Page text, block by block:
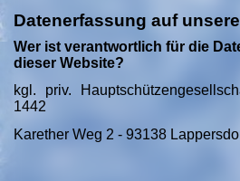
Datenerfassung auf
Wer ist verantwortlich für die
dieser Website?
kgl. priv.
1442
Karether Weg 2 - 93138